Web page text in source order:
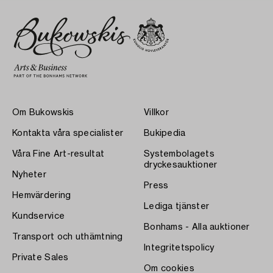
Om Bukowskis
Kontakta våra specialister
Våra Fine Art-resultat
Nyheter
Hemvärdering
Kundservice
Transport och uthämtning
Private Sales
Villkor
Bukipedia
Systembolagets
dryckesauktioner
Press
Lediga tjänster
Bonhams - Alla auktioner
Integritetspolicy
Om cookies